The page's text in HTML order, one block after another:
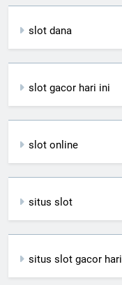
slot dana
slot gacor hari ini
slot online
situs slot
situs slot gacor